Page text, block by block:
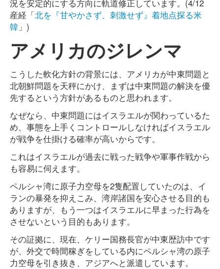
況を安定的にする方向に軌道修正しています。(4/12
産経「北を『甘やかさず、刺激せず』着地点探る米
韓 」)
アメリカのジレンマ
こうした軟化方針の背景には、アメリカが中東問題と
北朝鮮問題を天秤にかけ、まずは中東問題の解決を優
先するという方針があるものと思われます。
なぜなら、中東問題にはイスラエルが関わっているた
め、事態を上手くコントロールしなければイスラエル
が戦争を仕掛ける確率が高いからです。
これはイスラエルが過去に戦った戦争や軍事作戦から
も容易に伺えます。
ペルシャ湾に原子力空母を2隻配置していたのは、イ
ランの暴発を抑えこみ、湾岸諸国を安心させる目的も
ありますが、もう一つはイスラエルに早まった行為を
させないという目的もあります。
その証拠に、現在、ケリー国務長官が中東歴訪中です
が、外交で時間稼ぎをしている内にペルシャ湾の原子
力空母を引き抜き、アジアへと派遣しています。